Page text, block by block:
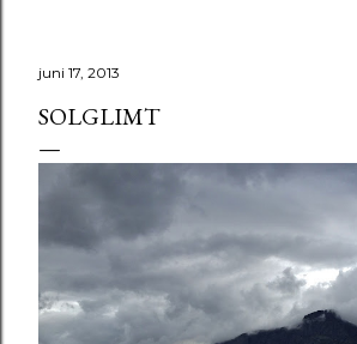
juni 17, 2013
SOLGLIMT